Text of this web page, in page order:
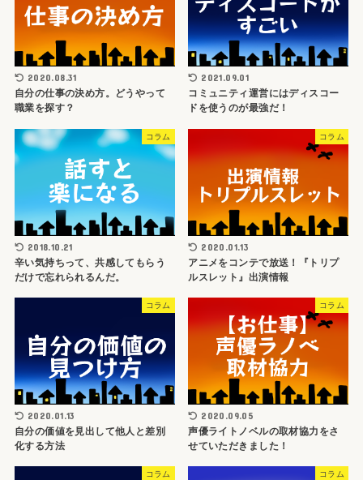
2020.08.31
自分の仕事の決め方。どうやって
職業を探す？
2021.09.01
コミュニティ運営にはディスコー
ドを使うのが最強だ！
コラム
2018.10.21
辛い気持ちって、共感してもらう
だけで忘れられるんだ。
コラム
2020.01.13
アニメをコンテで放送！『トリプ
ルスレット』出演情報
コラム
2020.01.13
自分の価値を見出して他人と差別
化する方法
コラム
2020.09.05
声優ライトノベルの取材協力をさ
せていただきました！
コラム コラム